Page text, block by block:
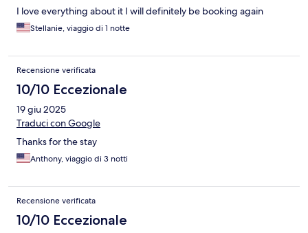
I love everything about it I will definitely be booking again
Stellanie, viaggio di 1 notte
Recensione verificata
10/10 Eccezionale
19 giu 2025
Traduci con Google
Thanks for the stay
Anthony, viaggio di 3 notti
Recensione verificata
10/10 Eccezionale